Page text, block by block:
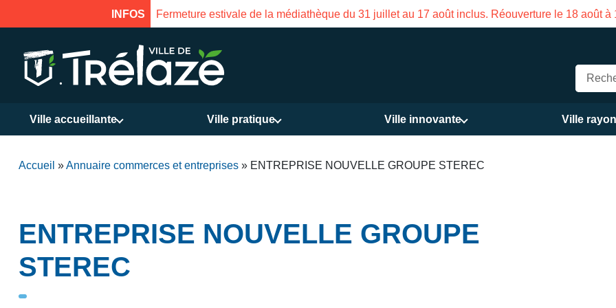
INFOS Fermeture estivale de la médiathèque du 31 juillet au 17 août inclus. Réouverture le 18 août à
Ville accueillante Ville pratique Ville innovante Ville
Accueil »Annuaire commerces et entreprises » ENTREPRISE NOUVELLE GROUPE STEREC
ENTREPRISE NOUVELLE GROUPE
STEREC